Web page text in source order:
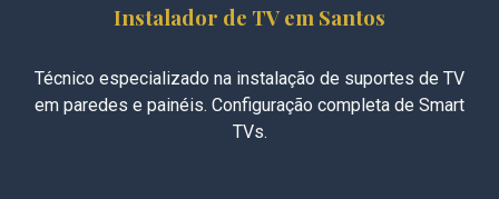
Instalador de TV em Santos
Técnico especializado na instalação de suportes de TV
em paredes e painéis. Configuração completa de Smart
TVs.